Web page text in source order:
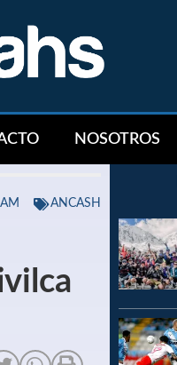
NOSOTROS
ANCASH